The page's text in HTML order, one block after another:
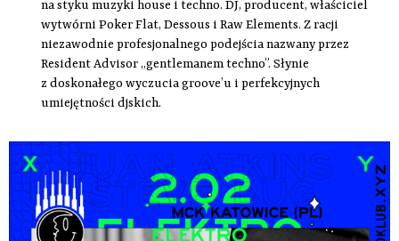
na styku muzyki house i techno. DJ, producent, właściciel
wytwórni Poker Flat, Dessous i Raw Elements. Z racji
niezawodnie profesjonalnego podejścia nazwany przez
Resident Advisor „gentlemanem techno”. Słynie
z doskonałego wyczucia groove’u i perfekcyjnych
umiejętności djskich.